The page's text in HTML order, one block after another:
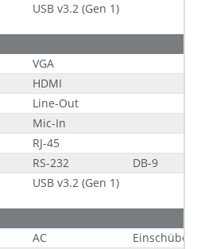
USB v3.2 (Gen 1)
VGA
HDMI
Line-Out
Mic-In
RJ-45
RS-232
DB-9
USB v3.2 (Gen 1)
AC
Einschübe